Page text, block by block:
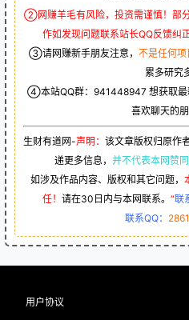
②网赚羊毛有风险，投资需谨慎！部
作如发现问题联系站长QQ反馈纠
③请网赚新手朋友注意， 不是任何项
累多研究
④本站QQ群： 941448947 想获取
喜欢聊天的朋
生财有道网-声明： 该文章版权归原作
递更多信息， 并不代表本网赞
如涉及作品内容、版权和其它问题，
任！ 请在30日内与本网联系。 “联
联系QQ：
用户协议